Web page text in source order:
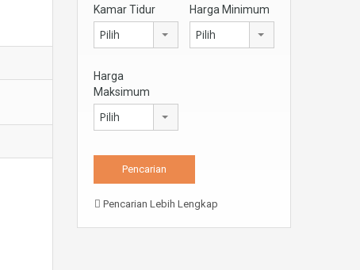
Kamar Tidur
Pilih
Harga Minimum
Pilih
Harga
Maksimum
Pilih
Pencarian Lebih Lengkap